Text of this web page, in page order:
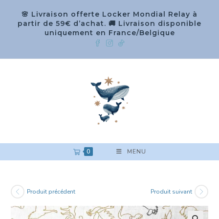
🌸 Livraison offerte Locker Mondial Relay à
partir de 59€ d’achat. 🚚 Livraison disponible
uniquement en France/Belgique
0 MENU
Produit précédent Produit suivant